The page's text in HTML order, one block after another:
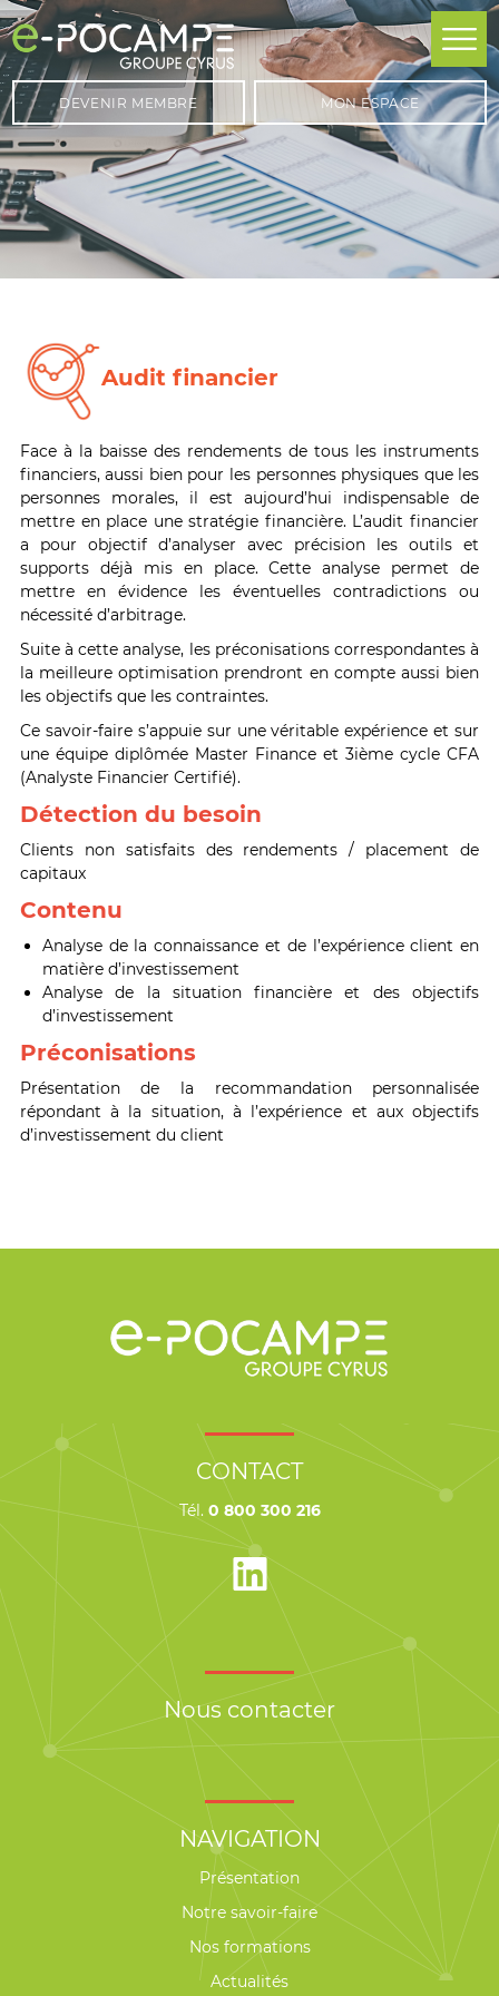
DEVENIR MEMBRE MON ESPACE
Audit financier
Face à la baisse des rendements de tous les instruments
financiers, aussi bien pour les personnes physiques que les
personnes morales, il est aujourd’hui indispensable de
mettre en place une stratégie financière. L’audit financier
a pour objectif d’analyser avec précision les outils et
supports déjà mis en place. Cette analyse permet de
mettre en évidence les éventuelles contradictions ou
nécessité d’arbitrage.
Suite à cette analyse, les préconisations correspondantes à
la meilleure optimisation prendront en compte aussi bien
les objectifs que les contraintes.
Ce savoir-faire s’appuie sur une véritable expérience et sur
une équipe diplômée Master Finance et 3ième cycle CFA
(Analyste Financier Certifié).
Détection du besoin
Clients non satisfaits des rendements / placement de
capitaux
Contenu
Analyse de la connaissance et de l’expérience client en
matière d’investissement
Analyse de la situation financière et des objectifs
d’investissement
Préconisations
Présentation de la recommandation personnalisée
répondant à la situation, à l’expérience et aux objectifs
d’investissement du client
CONTACT
Tél. 0 800 300 216
Nous contacter
NAVIGATION
Présentation
Notre savoir-faire
Nos formations
Actualités